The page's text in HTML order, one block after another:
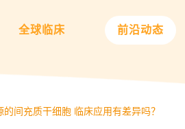
全球临床 前沿动态
的间充质干细胞 临床应用有差异吗？